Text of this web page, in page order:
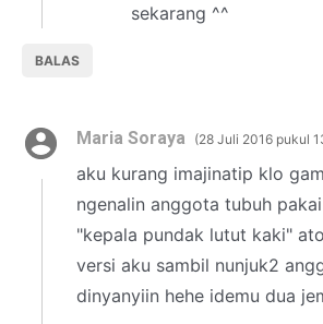
BALAS
sekarang ^^
Maria Soraya 28 Juli 2016 pukul
aku kurang imajinatip klo
ngenalin anggota tubuh
"kepala pundak lutut kaki"
versi aku sambil nunjuk2
dinyanyiin hehe idemu dua